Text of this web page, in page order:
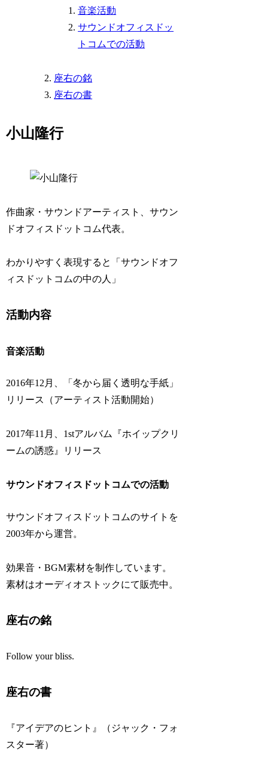
音楽活動
サウンドオフィスドッ
トコムでの活動
座右の銘
座右の書
小山隆行
作曲家・サウンドアーティスト、サウン
ドオフィスドットコム代表。
わかりやすく表現すると「サウンドオフ
ィスドットコムの中の人」
活動内容
音楽活動
2016年12月、「冬から届く透明な手紙」
リリース（アーティスト活動開始）
2017年11月、1stアルバム『ホイップクリ
ームの誘惑』リリース
サウンドオフィスドットコムでの活動
サウンドオフィスドットコムのサイトを
2003年から運営。
効果音・BGM素材を制作しています。
素材はオーディオストックにて販売中。
座右の銘
Follow your bliss.
座右の書
『アイデアのヒント』（ジャック・フォ
スター著）